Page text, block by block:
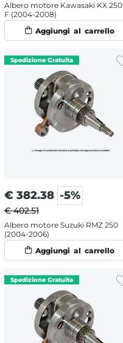
Albero motore Kawasaki KX 250
F (2004-2008)
€ 382.38 -5%
€ 402.51
Albero motore Suzuki RMZ 250
(2004-2006)